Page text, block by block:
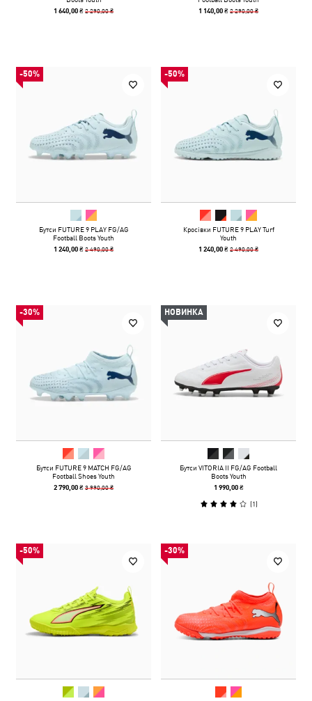
1 640,00 ₴2 290,00 ₴ 1 140,00 ₴2 290,00 ₴
-50%
Бутси FUTURE 9 PLAY FG/AG
Football Boots Youth
1 240,00 ₴2 490,00 ₴
-50%
Кросівки FUTURE 9 PLAY Turf
Youth
1 240,00 ₴2 490,00 ₴
-30%
Бутси FUTURE 9 MATCH FG/AG
Football Shoes Youth
2 790,00 ₴3 990,00 ₴
НОВИНКА
Бутси VITORIA II FG/AG Football
Boots Youth
1 990,00 ₴
(1)
-50% -30%